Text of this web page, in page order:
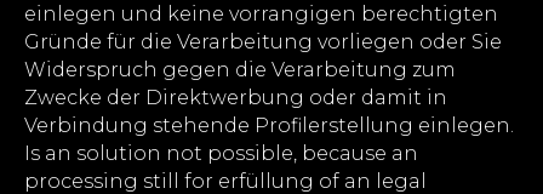
einlegen und keine vorrangigen berechtigten
Gründe für die Verarbeitung vorliegen oder Sie
Widerspruch gegen die Verarbeitung zum
Zwecke der Direktwerbung oder damit in
Verbindung stehende Profilerstellung einlegen.
Is an solution not possible, because an
processing still for erfüllung of an legal